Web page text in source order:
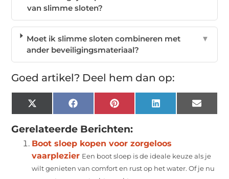
van slimme sloten?
Moet ik slimme sloten combineren met
ander beveiligingsmateriaal?
▼
Goed artikel? Deel hem dan op:
X
(Twitter)
Facebook Pinterest LinkedIn Email
Gerelateerde Berichten:
Boot sloep kopen voor zorgeloos
vaarplezier Een boot sloep is de ideale keuze als je
wilt genieten van comfort en rust op het water. Of je nu